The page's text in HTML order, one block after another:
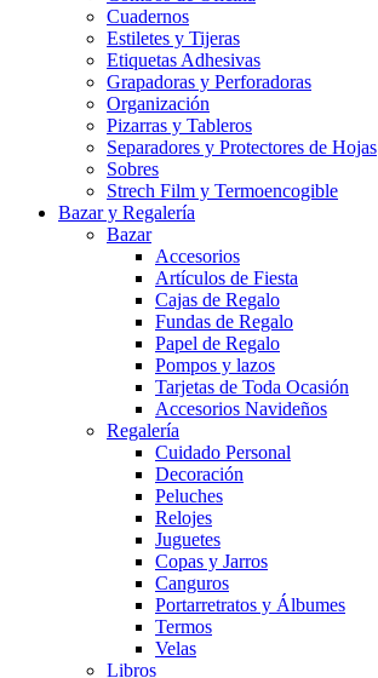
Cuadernos
Estiletes y Tijeras
Etiquetas Adhesivas
Grapadoras y Perforadoras
Organización
Pizarras y Tableros
Separadores y Protectores de Hojas
Sobres
Strech Film y Termoencogible
Bazar y Regalería
Bazar
Accesorios
Artículos de Fiesta
Cajas de Regalo
Fundas de Regalo
Papel de Regalo
Pompos y lazos
Tarjetas de Toda Ocasión
Accesorios Navideños
Regalería
Cuidado Personal
Decoración
Peluches
Relojes
Juguetes
Copas y Jarros
Canguros
Portarretratos y Álbumes
Termos
Velas
Libros